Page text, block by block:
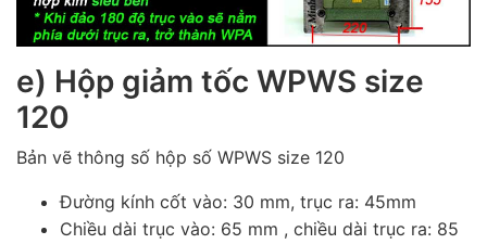
e) Hộp giảm tốc WPWS size
120
Bản vẽ thông số hộp số WPWS size 120
Đường kính cốt vào: 30 mm, trục ra: 45mm
Chiều dài trục vào: 65 mm , chiều dài trục ra: 85